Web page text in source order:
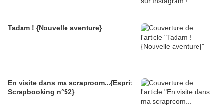
Tadam ! {Nouvelle aventure}
En visite dans ma scraproom...{Esprit
Scrapbooking n°52}